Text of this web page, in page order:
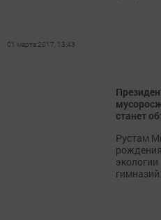
01 марта 2017, 13:43
станет
Рустам
гимназий.